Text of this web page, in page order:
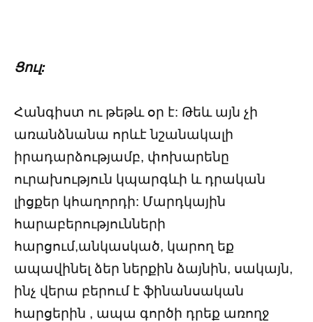
Ցուլ:
Հանգիստ ու թեթև օր է: Թեև այն չի
առանձնանա որևէ նշանակալի
իրադարձությամբ, փոխարենը
ուրախություն կպարգևի և դրական
լիցքեր կհաղորդի: Մարդկային
հարաբերությունների
հարցում,անկասկած, կարող եք
ապավինել ձեր ներքին ձայնին, սակայն,
ինչ վերա բերում է ֆինանսական
հարցերին , ապա գործի դրեք առողջ